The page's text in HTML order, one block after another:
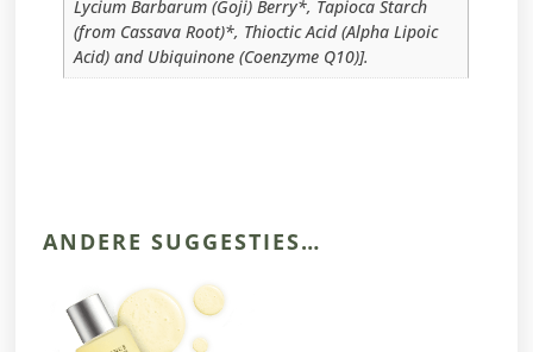
Lycium Barbarum (Goji) Berry*, Tapioca Starch
(from Cassava Root)*, Thioctic Acid (Alpha Lipoic
Acid) and Ubiquinone (Coenzyme Q10)].
ANDERE SUGGESTIES…